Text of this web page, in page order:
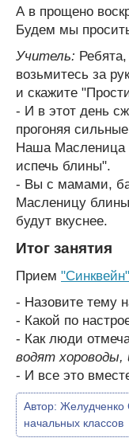
А в прощено
Будем мы
Учитель:
возьмитесь за
и скажите
- И в этот день
прогоняя
Наша Масленица
испечь блины".
- Вы с мамами,
Масленицу
будут вкуснее.
Итог занятия
Прием "Синквейн"
- Назовите тему
- Какой по
- Как люди
водят хороводы,
- И все это
Автор: Желудченко
начальных классов